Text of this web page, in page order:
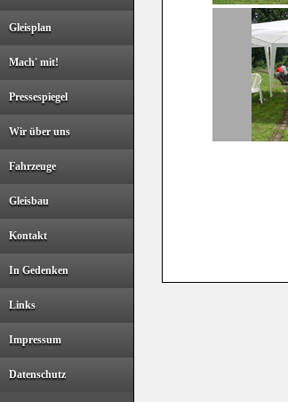
Gleisplan
Mach' mit!
Pressespiegel
Wir über uns
Fahrzeuge
Gleisbau
Kontakt
In Gedenken
Links
Impressum
Datenschutz